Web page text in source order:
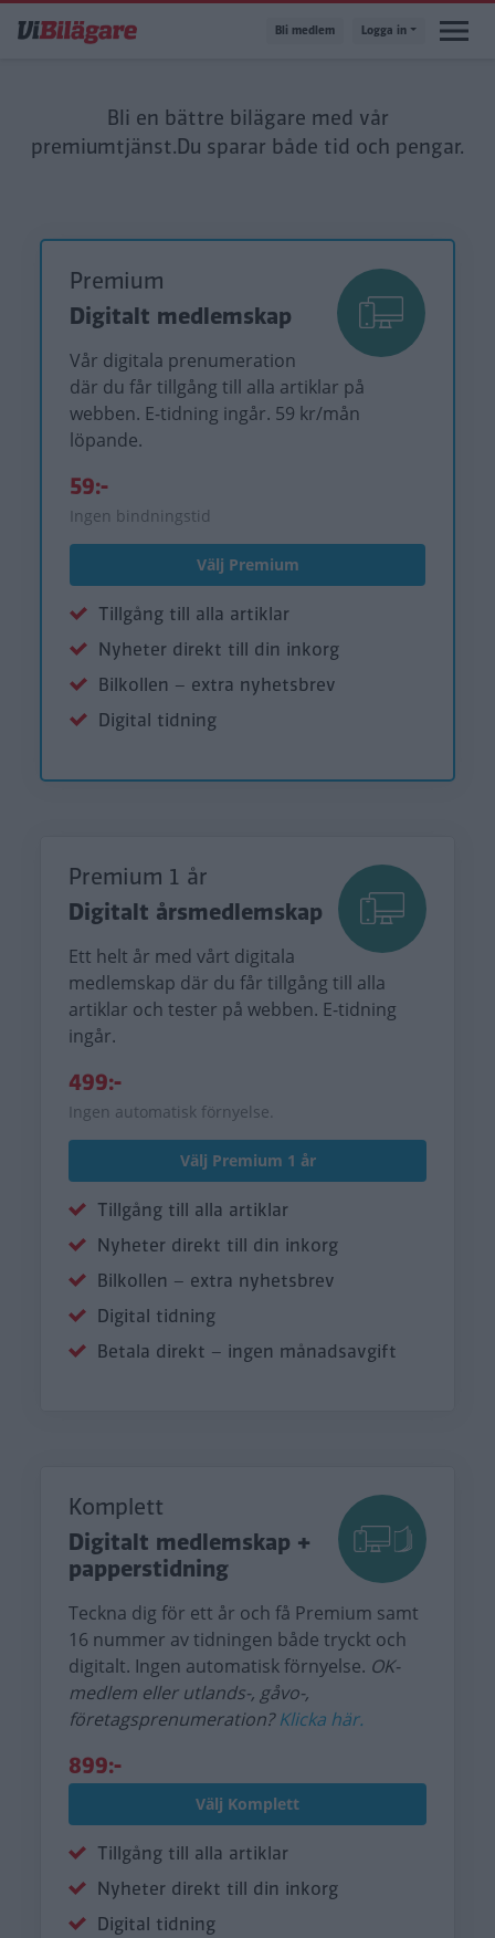
till
Bli medlem Logga in
Bli en bättre bilägare med vår
premiumtjänst.Du sparar både tid och pengar.
Premium
Digitalt medlemskap
Vår digitala prenumeration
där du får tillgång till alla artiklar på
webben. E-tidning ingår. 59 kr/mån
löpande.
59:-
Ingen bindningstid
Välj Premium
Tillgång till alla artiklar
Nyheter direkt till din inkorg
Bilkollen – extra nyhetsbrev
Digital tidning
Premium 1 år
Digitalt årsmedlemskap
Ett helt år med vårt digitala
medlemskap där du får tillgång till alla
artiklar och tester på webben. E-tidning
ingår.
499:-
Ingen automatisk förnyelse.
Välj Premium 1 år
Tillgång till alla artiklar
Nyheter direkt till din inkorg
Bilkollen – extra nyhetsbrev
Digital tidning
Betala direkt – ingen månadsavgift
Komplett
Digitalt medlemskap +
papperstidning
Teckna dig för ett år och få Premium samt
16 nummer av tidningen både tryckt och
digitalt. Ingen automatisk förnyelse. OK-
medlem eller utlands-, gåvo-,
företagsprenumeration?Klicka här.
899:-
Välj Komplett
Tillgång till alla artiklar
Nyheter direkt till din inkorg
Digital tidning